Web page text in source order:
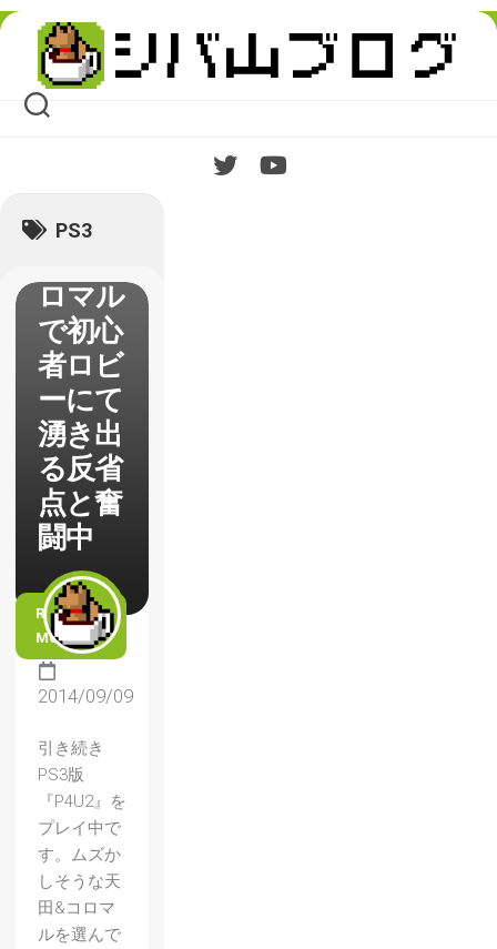
Skip
content
PS3
【P4U
2】プ
記その
2 天
ロマル
で初心
者ロビ
ーにて
湧き出
る反省
点と奮
闘中
READ
MORE
2014/09/09
引き続き
PS3版
『P4U2』を
プレイ中で
す。ムズか
しそうな天
田&コロマ
ルを選んで